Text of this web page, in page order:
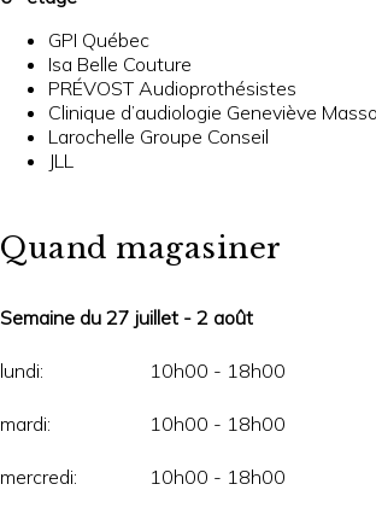
GPI Québec
Isa Belle Couture
PRÉVOST Audioprothésistes
Clinique d’audiologie Geneviève
Larochelle Groupe Conseil
JLL
Quand magasiner
Semaine du 27 juillet - 2 août
lundi: 10h00 - 18h00
mardi: 10h00 - 18h00
mercredi: 10h00 - 18h00